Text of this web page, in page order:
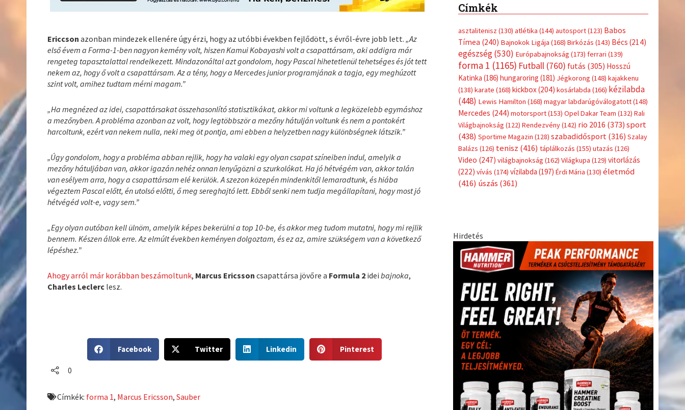
Ericcson azonban mindezek ellenére úgy érzi, hogy az utóbbi években fejlődött, s évről-évre jobb lett. „Az
első évem a Forma-1-ben nagyon kemény volt, hiszen Kamui Kobayashi volt a csapattársam, aki addigra már
rengeteg tapasztalattal rendelkezett. Mindazonáltal azt gondolom, hogy Pascal hihetetlenül tehetséges és jót tett
nekem az, hogy ő volt a csapattársam. Az a tény, hogy a Mercedes junior programjának a tagja, egy meghúzott
szint volt, amihez tudtam mérni magam.”
„Ha megnézed az idei, csapattársakat összehasonlító statisztikákat, akkor mi voltunk a legközelebb egymáshoz
a mezőnyben. A probléma azonban az volt, hogy legtöbbször a mezőny hátulján voltunk és nem a pontokért
harcoltunk, ezért van nekem nulla, neki meg öt pontja, ami ebben a helyzetben nagy különbségnek látszik.”
„Úgy gondolom, hogy a probléma abban rejlik, hogy ha valaki egy olyan csapat színeiben indul, amelyik a
mezőny hátuljában van, akkor igazán nehéz onnan lenyűgözni a szurkolókat. Ha jó hétvégém van, akkor talán
van esélyem arra, hogy a csapattársam elé kerülök. A szezon közepén mindenkitől lemaradtunk, és hiába
végeztem Pascal előtt, én utolsó előtti, ő meg sereghajtó lett. Ebből senki nem tudja megállapítani, hogy most jó
hétvégéd volt-e, vagy sem.”
„Egy olyan autóban kell ülnöm, amelyik képes bekerülni a top 10-be, és akkor meg tudom mutatni, hogy mi rejlik
bennem. Készen állok erre. Az elmúlt években keményen dolgoztam, és ez az, amire szükségem van a következő
lépéshez.”
Ahogy arról már korábban beszámoltunk, Marcus Ericsson csapattársa jövőre a Formula 2 ideibajnoka,
Charles Leclerc lesz.
h
o
Facebook
h
o
Twitter
h
Linkedin
h
Pinterest
0
Címkék: forma 1, Marcus Ericsson,Sauber
Címkék
asztalitenisz (130) atlétika (144) autosport(123) Babos
Tímea (240) Bajnokok Ligája (168) Birkózás (143) Bécs (214)
egészség(530) Európabajnokság (173) ferrari (139)
forma 1 (1165) Futball(760) futás (305) Hosszú
Katinka (186) hungaroring (181) Jégkorong (148) kajakkenu
(138) karate (168) kickbox(204) kosárlabda (166) kézilabda
(448) Lewis Hamilton (168) magyar labdarúgóválogatott(148)
Mercedes (244) motorsport(153) Opel Dakar Team (132) Rali
Világbajnokság (122) Rendezvény(142) rio 2016 (373) sport
(438) Sportime Magazin (128) szabadidősport (316) Szalay
Balázs (126) tenisz (416) táplálkozás (155) utazás (126)
Video (247) világbajnokság (162) Világkupa (129) vitorlázás
(222) vívás (174) vízilabda (197) Érdi Mária (130) életmód
(416) úszás (361)
Hirdetés